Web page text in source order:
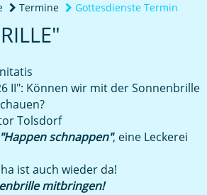
Termine Gottesdienste Termin
II": Können wir mit der Sonnenbrille
Tolsdorf
"Happen schnappen", eine Leckerei
ist auch wieder da!
mitbringen!